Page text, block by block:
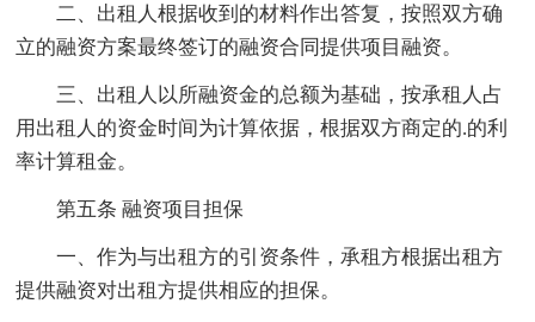
二、出租人根据收到的材料作出答复，按照双方确
立的融资方案最终签订的融资合同提供项目融资。
三、出租人以所融资金的总额为基础，按承租人占
用出租人的资金时间为计算依据，根据双方商定的.的利
率计算租金。
第五条 融资项目担保
一、作为与出租方的引资条件，承租方根据出租方
提供融资对出租方提供相应的担保。